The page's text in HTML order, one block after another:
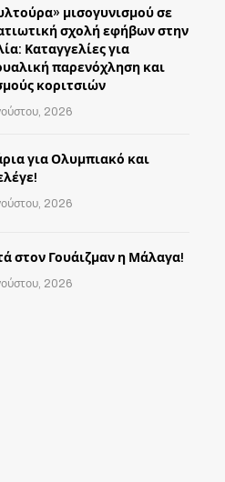
μισογυνισμού σε
σχολή εφήβων στην
Καταγγελίες για
παρενόχληση και
κοριτσιών
2026
για Ολυμπιακό και
2026
στον Γουάιζμαν η Μάλαγα!
2026